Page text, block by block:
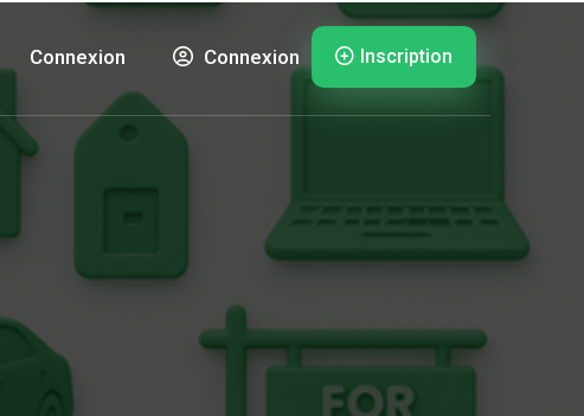
Connexion Connexion Inscription